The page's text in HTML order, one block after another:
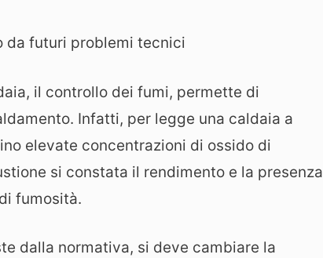
da futuri problemi tecnici
il controllo dei fumi, permette di
Infatti, per legge una caldaia a
elevate concentrazioni di ossido di
si constata il rendimento e la presenza
fumosità.
dalla normativa, si deve cambiare la